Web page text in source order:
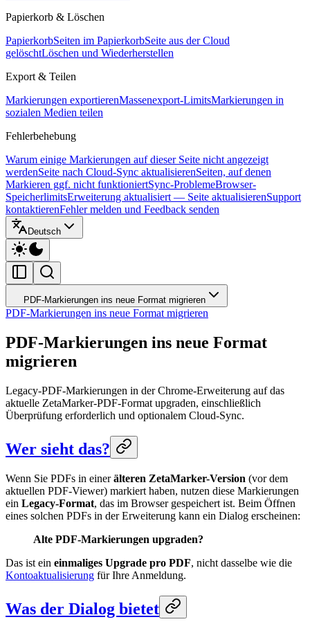
Papierkorb & Löschen
PapierkorbSeiten im PapierkorbSeite aus der Cloud
gelöschtLöschen und Wiederherstellen
Export & Teilen
Markierungen exportierenMassenexport-LimitsMarkierungen in
sozialen Medien teilen
Fehlerbehebung
Warum einige Markierungen auf dieser Seite nicht angezeigt
werdenSeite nach Cloud-Sync aktualisierenSeiten, auf denen
Markieren ggf. nicht funktioniertSync-ProblemeBrowser-
SpeicherlimitsErweiterung aktualisiert — Seite aktualisierenSupport
kontaktierenFehler melden und Feedback senden
Deutsch
PDF-Markierungen ins neue Format migrieren
PDF-Markierungen ins neue Format migrieren
PDF-Markierungen ins neue Format
migrieren
Legacy-PDF-Markierungen in der Chrome-Erweiterung auf das
aktuelle ZetaMarker-PDF-Format upgraden, einschließlich
Überprüfung erforderlich und optionalem Cloud-Sync.
Wer sieht das?
Wenn Sie PDFs in einerälteren ZetaMarker-Version (vor dem
aktuellen PDF-Viewer) markiert haben, nutzen diese Markierungen
ein Legacy-Format, das im Browser gespeichert ist. Beim Öffnen
eines solchen PDFs in der Erweiterung kann ein Dialog erscheinen:
Alte PDF-Markierungen upgraden?
Das ist ein einmaliges Upgrade pro PDF, nicht dasselbe wie die
Kontoaktualisierung für Ihre Anmeldung.
Was der Dialog bietet